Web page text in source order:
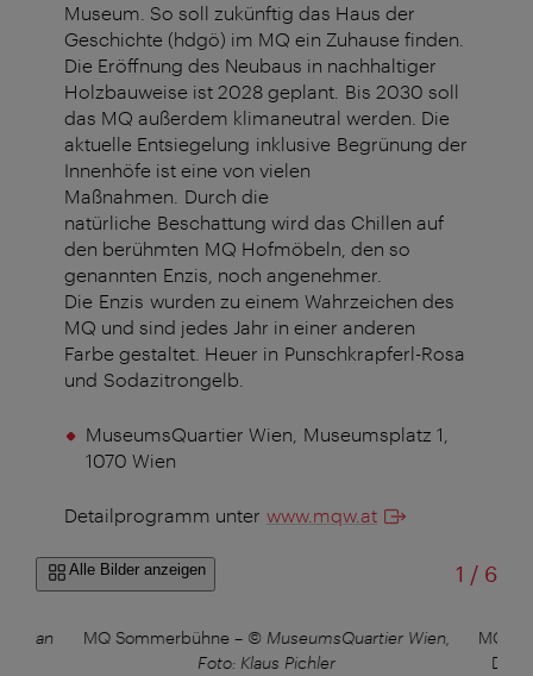
Museum. So soll zukünftig das Haus der
Geschichte (hdgö) im MQ ein Zuhause finden.
Die Eröffnung des Neubaus in nachhaltiger
Holzbauweise ist 2028 geplant. Bis 2030 soll
das MQ außerdem klimaneutral werden. Die
aktuelle Entsiegelung inklusive Begrünung der
Innenhöfe ist eine von vielen
Maßnahmen. Durch die
natürliche Beschattung wird das Chillen auf
den berühmten MQ Hofmöbeln, den so
genannten Enzis, noch angenehmer.
Die Enzis wurden zu einem Wahrzeichen des
MQ und sind jedes Jahr in einer anderen
Farbe gestaltet. Heuer in Punschkrapferl-Rosa
und Sodazitrongelb.
MuseumsQuartier Wien, Museumsplatz 1,
1070 Wien
Detailprogramm unter www.mqw.at
Alle Bilder anzeigen 1 /von
6
MQ Sommerbühne– © MuseumsQuartier Wien,
Foto: Klaus Pichler
MQ